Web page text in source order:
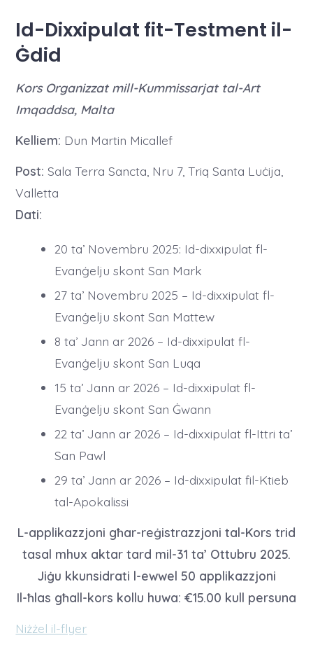
Id-Dixxipulat fit-Testment il-
Ġdid
Kors Organizzat mill-Kummissarjat tal-Art
Imqaddsa, Malta
Kelliem: Dun Martin Micallef
Post: Sala Terra Sancta, Nru 7, Triq Santa Luċija,
Valletta
Dati:
20 ta’ Novembru 2025: Id-dixxipulat fl-
Evanġelju skont San Mark
27 ta’ Novembru 2025 – Id-dixxipulat fl-
Evanġelju skont San Mattew
8 ta’ Jann ar 2026 – Id-dixxipulat fl-
Evanġelju skont San Luqa
15 ta’ Jann ar 2026 – Id-dixxipulat fl-
Evanġelju skont San Ġwann
22 ta’ Jann ar 2026 – Id-dixxipulat fl-Ittri ta’
San Pawl
29 ta’ Jann ar 2026 – Id-dixxipulat fil-Ktieb
tal-Apokalissi
L-applikazzjoni għar-reġistrazzjoni tal-Kors trid
tasal mhux aktar tard mil-31 ta’ Ottubru 2025.
Jiġu kkunsidrati l-ewwel 50 applikazzjoni
Il-ħlas għall-kors kollu huwa: €15.00 kull persuna
Niżżel il-flyer